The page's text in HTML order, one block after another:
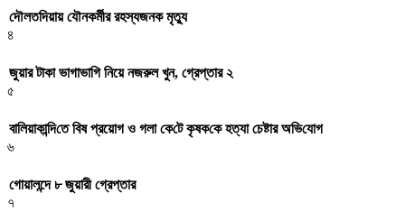
দৌলতদিয়ায় যৌনকর্মীর রহস্যজনক মৃত্যু
৪
জুয়ার টাকা ভাগাভাগি নিয়ে নজরুল খুন, গ্রেপ্তার ২
৫
বা‌লিয়াকা‌ন্দি‌তে বিষ প্রয়োগ ও গলা কে‌টে কৃষক‌কে হত্যা চেষ্টার অ‌ভি‌যোগ
৬
গোয়ালন্দে ৮ জুয়ারী গ্রেপ্তার
৭